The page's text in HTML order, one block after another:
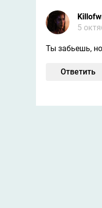
5
Ты забьешь,
Ответить